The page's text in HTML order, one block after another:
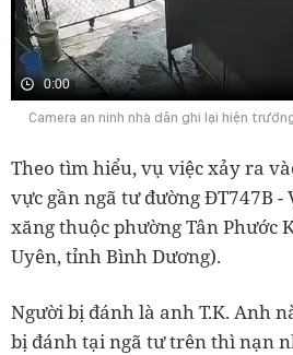
0:00
Camera an ninh nhà dân ghi lại hiện
Theo tìm hiểu, vụ việc xảy ra
vực gần ngã tư đường ĐT747B -
xăng thuộc phường Tân Phước
Uyên, tỉnh Bình Dương).
Người bị đánh là anh T.K. Anh
bị đánh tại ngã tư trên thì nạn